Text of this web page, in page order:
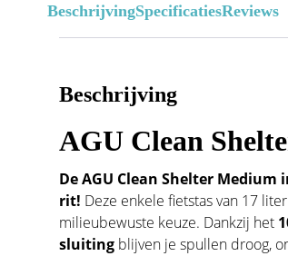
BeschrijvingSpecificatiesReviews
Beschrijving
AGU Clean
De AGU Clean Shelter
rit! Deze enkele fietstas van 17
milieubewuste keuze. Dankzij het
sluiting blijven je spullen droog,